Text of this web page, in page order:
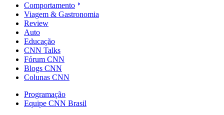
Comportamento
Viagem & Gastronomia
Review
Auto
Educação
CNN Talks
Fórum CNN
Blogs CNN
Colunas CNN
Programação
Equipe CNN Brasil